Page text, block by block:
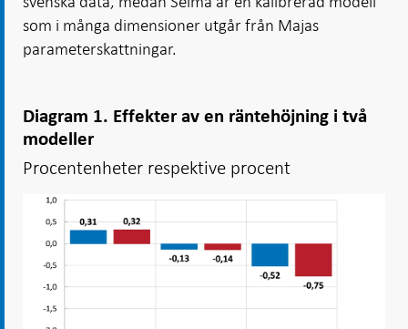
som i många dimensioner utgår från Majas
parameterskattningar.
Diagram 1. Effekter av en räntehöjning i två
modeller
Procentenheter respektive procent